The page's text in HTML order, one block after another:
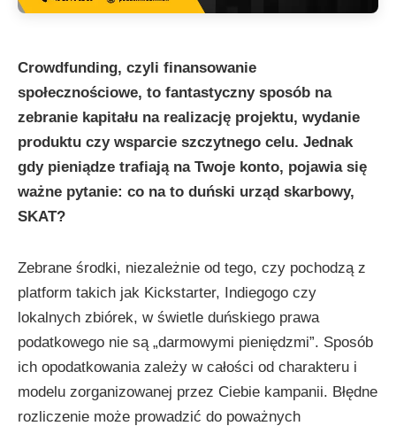
Crowdfunding, czyli finansowanie
społecznościowe, to fantastyczny sposób na
zebranie kapitału na realizację projektu, wydanie
produktu czy wsparcie szczytnego celu. Jednak
gdy pieniądze trafiają na Twoje konto, pojawia się
ważne pytanie: co na to duński urząd skarbowy,
SKAT?
Zebrane środki, niezależnie od tego, czy pochodzą z
platform takich jak Kickstarter, Indiegogo czy
lokalnych zbiórek, w świetle duńskiego prawa
podatkowego nie są „darmowymi pieniędzmi”. Sposób
ich opodatkowania zależy w całości od charakteru i
modelu zorganizowanej przez Ciebie kampanii. Błędne
rozliczenie może prowadzić do poważnych